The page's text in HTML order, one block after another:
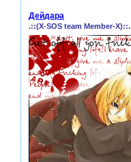
Дейдара
.::(X-SOS team Member-X)::.